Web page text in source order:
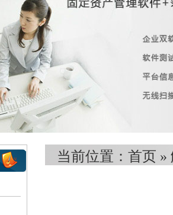
当前位置： 首页 »